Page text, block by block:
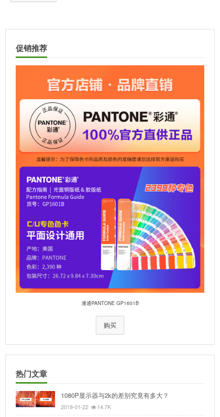
l
促销推荐
潘通PANTONE GP1601B
购买
热门文章
1080P显示器与2k的差别究竟有多大？
2019-01-22 14.7K